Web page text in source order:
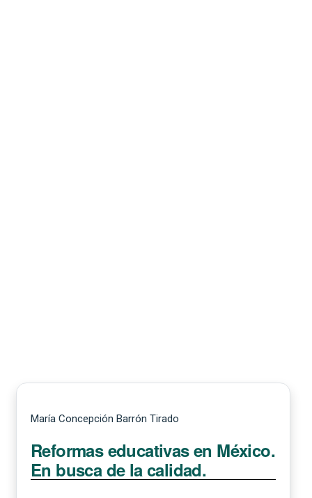
María Concepción Barrón Tirado
Reformas educativas en México.
En busca de la calidad.